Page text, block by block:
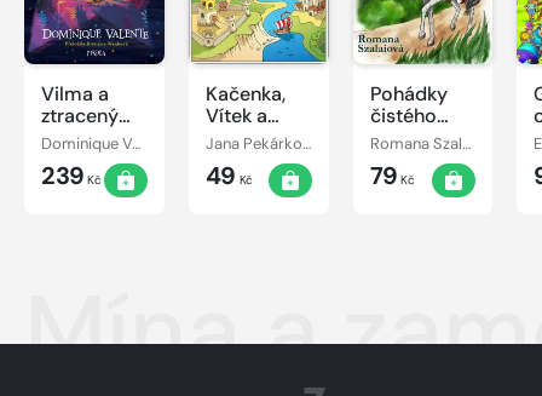
Vilma a
ztracený
den
Dominique Valente
239 Kč
Kačenka,
Vítek a
jejich
pohádkové
dobrodružství
Jana Pekárková
49 Kč
Pohádky
čistého
srdce
Romana Szalaiová
79 Kč
Mína a